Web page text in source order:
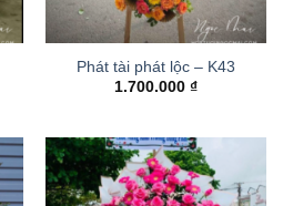
Phát tài phát lộc – K43
1.700.000 ₫